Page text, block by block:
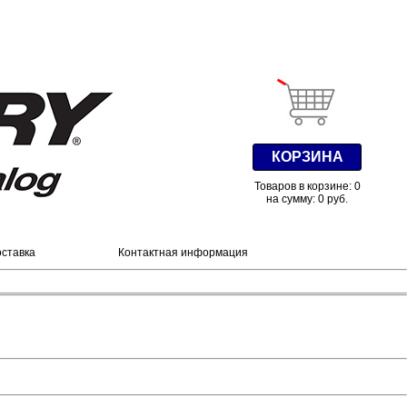
КОРЗИНА
Товаров в корзине: 0
на сумму: 0 руб.
Контактная информация